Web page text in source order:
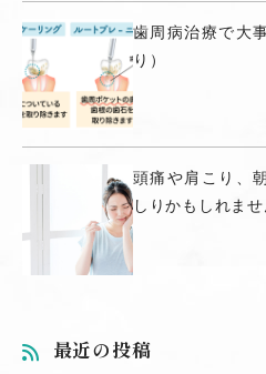
歯周病治療で大
り）
頭痛や肩こり、
しりかもしれませ
最近の投稿